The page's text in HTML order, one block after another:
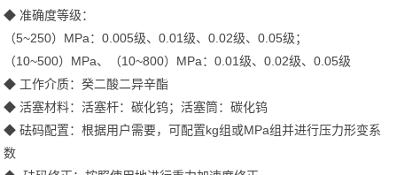
◆ 准确度等级：
（5~250）MPa：0.005级、0.01级、0.02级、0.05级；
（10~500）MPa、（10~800）MPa：0.01级、0.02级、0.05级
◆ 工作介质：癸二酸二异辛酯
◆ 活塞材料：活塞杆：碳化钨；活塞筒：碳化钨
◆ 砝码配置：根据用户需要，可配置kg组或MPa组并进行压力形变系
数